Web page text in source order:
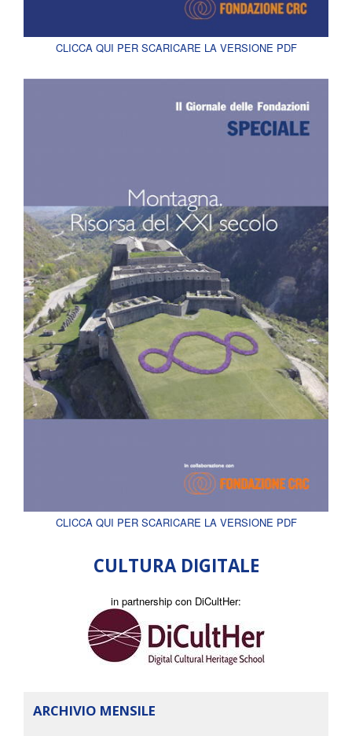
CLICCA QUI PER SCARICARE LA VERSIONE PDF
CLICCA QUI PER SCARICARE LA VERSIONE PDF
CULTURA DIGITALE
in partnership con DiCultHer:
ARCHIVIO MENSILE